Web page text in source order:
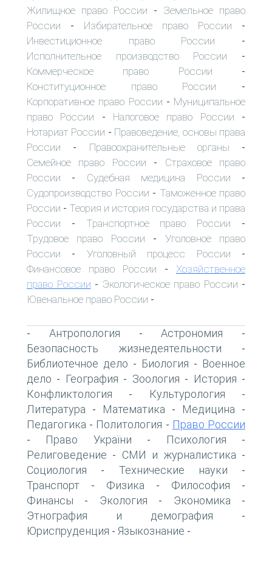
Жилищное право России - Земельное право
России - Избирательное право России -
Инвестиционное право России -
Исполнительное производство России -
Коммерческое право России -
Конституционное право России -
Корпоративное право России - Муниципальное
право России - Налоговое право России -
Нотариат России - Правоведение, основы права
России - Правоохранительные органы -
Семейное право России - Страховое право
России - Судебная медицина России -
Судопроизводство России - Таможенное право
России - Теория и история государства и права
России - Транспортное право России -
Трудовое право России - Уголовное право
России - Уголовный процесс России -
Финансовое право России - Хозяйственное
право России - Экологическое право России -
Ювенальное право России -
- Антропология -Астрономия -
Безопасность жизнедеятельности -
Библиотечное дело - Биология - Военное
дело - География - Зоология - История -
Конфликтология - Культурология -
Литература - Математика - Медицина -
Педагогика - Политология - Право России
- Право України - Психология -
Религоведение - СМИ и журналистика -
Социология - Технические науки -
Транспорт - Физика - Философия -
Финансы - Экология - Экономика -
Этнография и демография -
Юриспруденция - Языкознание -